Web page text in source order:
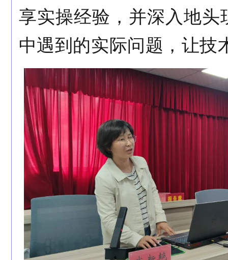
享实操经验，并深入地
中遇到的实际问题，让技